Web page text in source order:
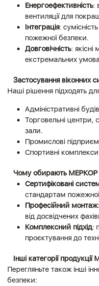
Енергоефективність:
вентиляції для
Інтеграція:
пожежної безпеки.
Довговічність: якісні
екстремальних
Застосування віконних
Наші рішення підходять
Адміністративні
Торговельні центри,
зали.
Промислові
Спортивні
Чому обирають МЕРКОР
Сертифіковані
стандартам
Професійний монтаж
від досвідчених
Комплексний підхід:
проєктування до
Інші категорії
Перегляньте також інші
безпеки: